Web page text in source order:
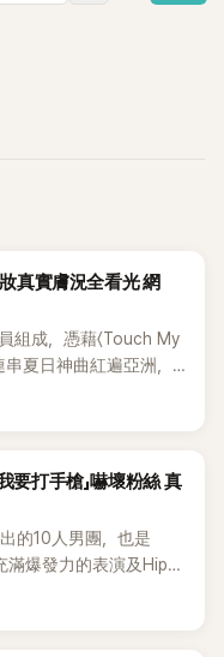
真實膚況全看光 網
組成，憑藉〈Touch My
串夏日神曲紅遍亞洲，
7年後宣布解散，成員各
乎素顏入鏡的真實模
要打手槍」嚇壞粉絲 真
的10人男團，也是
滿爆發力的表演及Hip-
外粉絲，近年也陸續